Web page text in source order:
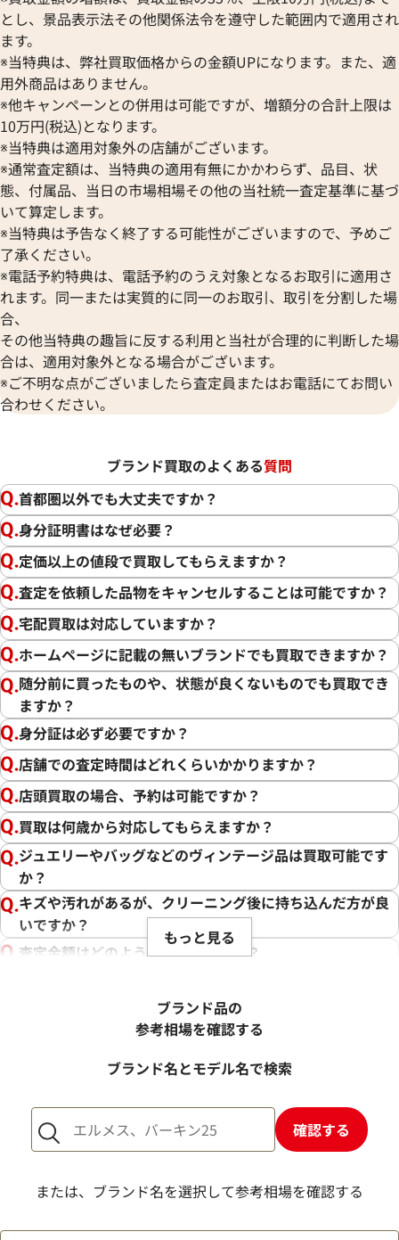
とし、景品表示法その他関係法令を遵守した範囲内で適用され
ます。
※当特典は、弊社買取価格からの金額UPになります。また、適
用外商品はありません。
※他キャンペーンとの併用は可能ですが、増額分の合計上限は
10万円(税込)となります。
※当特典は適用対象外の店舗がございます。
※通常査定額は、当特典の適用有無にかかわらず、品目、状
態、付属品、当日の市場相場その他の当社統一査定基準に基づ
いて算定します。
※当特典は予告なく終了する可能性がございますので、予めご
了承ください。
※電話予約特典は、電話予約のうえ対象となるお取引に適用さ
れます。同一または実質的に同一のお取引、取引を分割した場
合、
その他当特典の趣旨に反する利用と当社が合理的に判断した場
合は、適用対象外となる場合がございます。
※ご不明な点がございましたら査定員またはお電話にてお問い
合わせください。
ブランド買取のよくある質問
首都圏以外でも大丈夫ですか？
身分証明書はなぜ必要？
定価以上の値段で買取してもらえますか？
査定を依頼した品物をキャンセルすることは可能ですか？
宅配買取は対応していますか？
ホームページに記載の無いブランドでも買取できますか？
随分前に買ったものや、状態が良くないものでも買取でき
ますか？
身分証は必ず必要ですか？
店舗での査定時間はどれくらいかかりますか？
店頭買取の場合、予約は可能ですか？
買取は何歳から対応してもらえますか？
ジュエリーやバッグなどのヴィンテージ品は買取可能です
か？
キズや汚れがあるが、クリーニング後に持ち込んだ方が良
いですか？
査定金額はどのように決まりますか？
売却するか悩んでいるのですが、査定だけお願いできます
1点からでも査定できますか？
もっと見る
ブランド品の
参考相場を確認する
ブランド名とモデル名で検索
確認する
または、ブランド名を選択して参考相場を確認する